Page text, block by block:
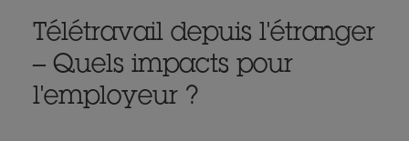
Télétravail depuis l'étranger
– Quels impacts pour
l'employeur ?